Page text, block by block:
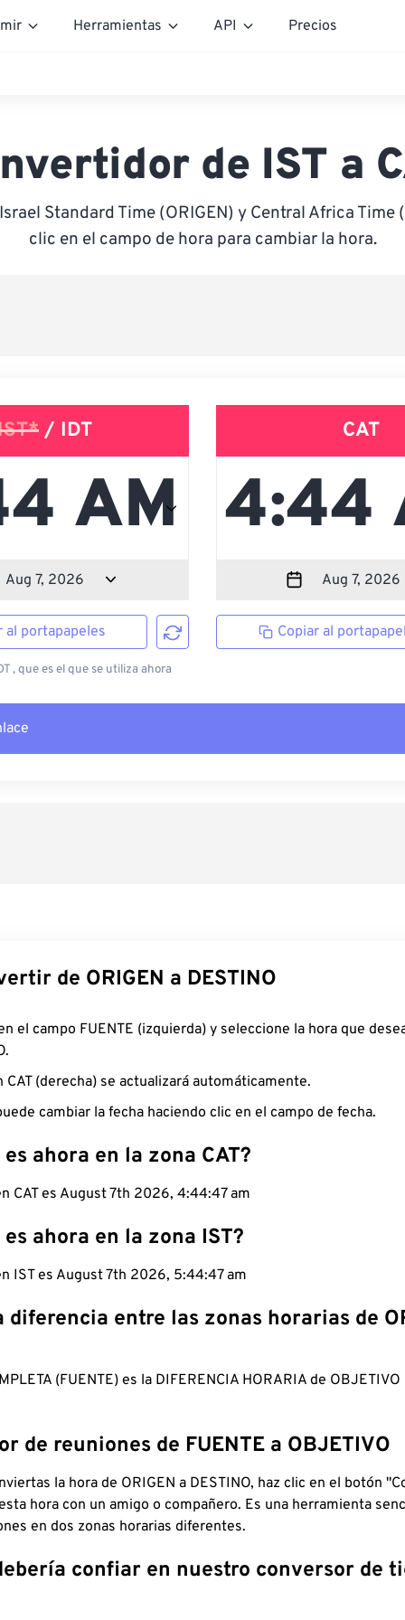
Herramientas API Precios
de IST a
Standard Time (ORIGEN) y Central Africa Time
clic en el campo de hora para cambiar la hora.
/ IDT
al portapapeles
, que es el que se utiliza ahora
CAT
Copiar al
de ORIGEN a DESTINO
el campo FUENTE (izquierda) y seleccione la hora que
CAT (derecha) se actualizará automáticamente.
cambiar la fecha haciendo clic en el campo de fecha.
ahora en la zona CAT?
CAT es August 7th 2026, 4:44:48 am
ahora en la zona IST?
IST es August 7th 2026, 5:44:48 am
diferencia entre las zonas horarias de
(FUENTE) es la DIFERENCIA HORARIA de OBJETIVO
de reuniones de FUENTE a OBJETIVO
la hora de ORIGEN a DESTINO, haz clic en el botón
hora con un amigo o compañero. Es una herramienta
en dos zonas horarias diferentes.
confiar en nuestro conversor de